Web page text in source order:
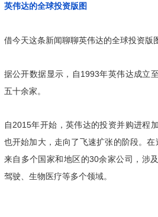
英伟达的全球投资版图
借今天这条新闻聊聊英伟达的全球投资版
据公开数据显示，自1993年英伟达成立
五十余家。
自2015年开始，英伟达的投资并购进程
也开始加大，走向了飞速扩张的阶段。
来自多个国家和地区的30余家公司，涉
驾驶、生物医疗等多个领域。